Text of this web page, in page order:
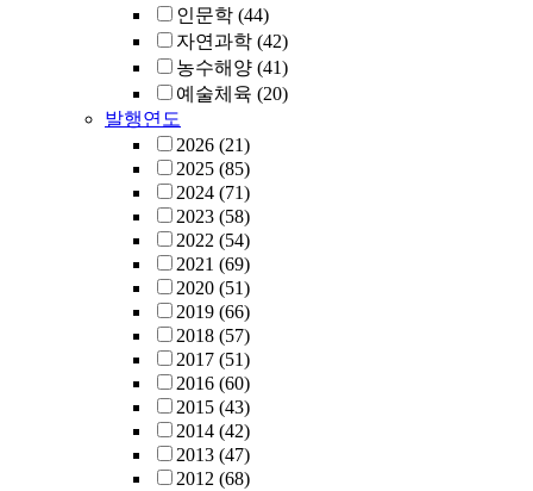
인문학 (44)
자연과학 (42)
농수해양 (41)
예술체육 (20)
발행연도
2026 (21)
2025 (85)
2024 (71)
2023 (58)
2022 (54)
2021 (69)
2020 (51)
2019 (66)
2018 (57)
2017 (51)
2016 (60)
2015 (43)
2014 (42)
2013 (47)
2012 (68)